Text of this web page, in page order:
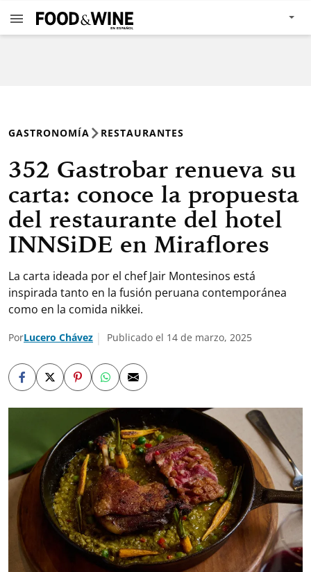
GASTRONOMÍA RESTAURANTES
352 Gastrobar renueva su
carta: conoce la propuesta
del restaurante del hotel
INNSiDE en Miraflores
La carta ideada por el chef Jair Montesinos está
inspirada tanto en la fusión peruana contemporánea
como en la comida nikkei.
PorLucero Chávez Publicado el 14 de marzo, 2025